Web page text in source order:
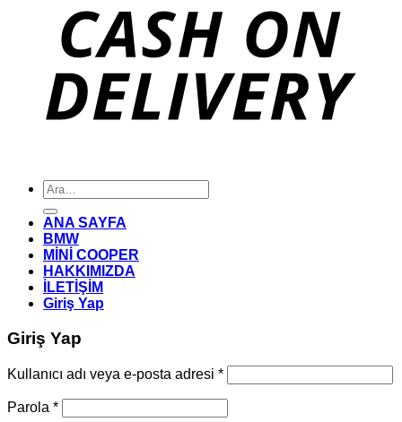
Ara:
ANA SAYFA
BMW
MİNİ COOPER
HAKKIMIZDA
İLETİŞİM
Giriş Yap
Giriş Yap
Kullanıcı adı veya e-posta adresi *Gerekli
Parola *Gerekli